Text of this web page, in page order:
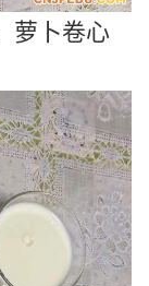
萝卜卷心